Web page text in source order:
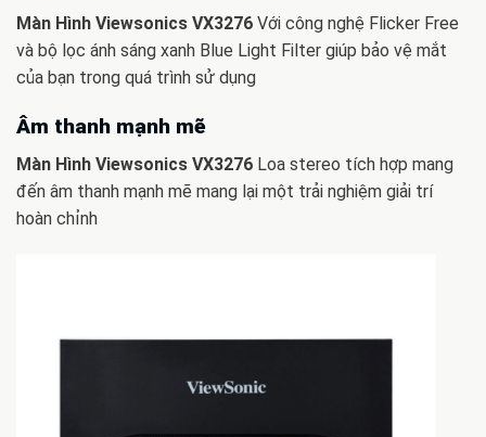
Màn Hình Viewsonics VX3276 Với công nghệ Flicker Free
và bộ lọc ánh sáng xanh Blue Light Filter giúp bảo vệ mắt
của bạn trong quá trình sử dụng
Âm thanh mạnh mẽ
Màn Hình Viewsonics VX3276 Loa stereo tích hợp mang
đến âm thanh mạnh mẽ mang lại một trải nghiệm giải trí
hoàn chỉnh